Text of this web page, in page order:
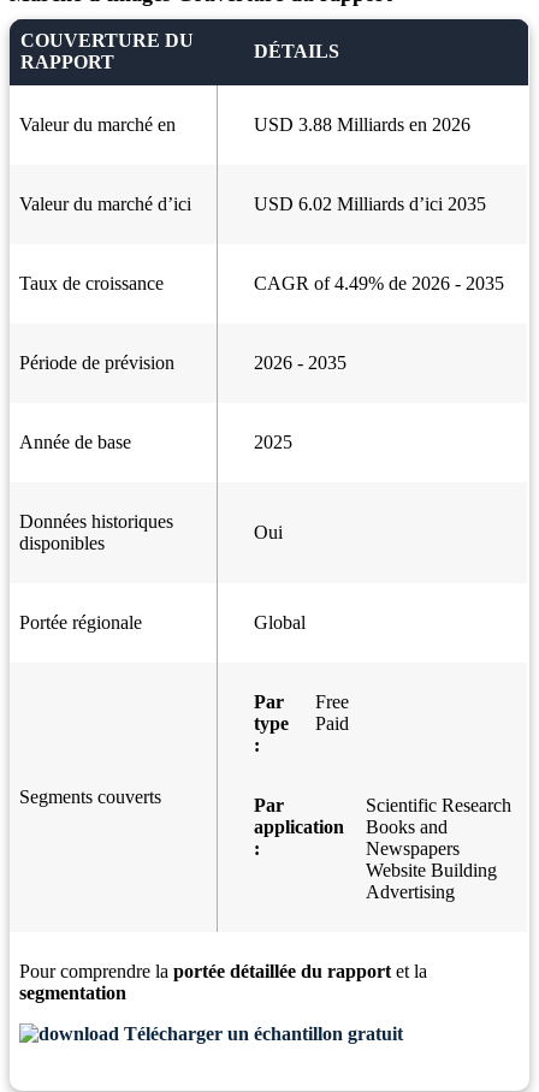
COUVERTURE DU
RAPPORT
DÉTAILS
Valeur du marché en USD 3.88 Milliards en 2026
Valeur du marché d’ici USD 6.02 Milliards d’ici 2035
Taux de croissance CAGR of 4.49% de 2026 - 2035
Période de prévision 2026 - 2035
Année de base 2025
Données historiques
disponibles
Oui
Portée régionale Global
Segments couverts
Par
type
:
Free
Paid
Par
application
:
Scientific Research
Books and
Newspapers
Website Building
Advertising
Pour comprendre la portée détaillée du rapport et la
segmentation
Télécharger un échantillon gratuit